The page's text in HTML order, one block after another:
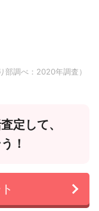
部調べ：2020年調査）
定して、
！